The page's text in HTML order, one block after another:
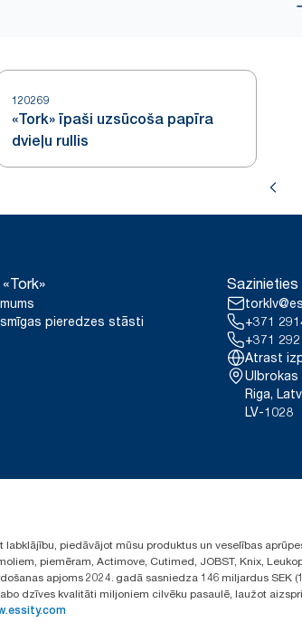
120269
«Tork» īpaši uzsūcoša papīra
dvieļu rullis
pieredzes stāsti
Sazinieties
+371
+371
Atrast
Riga,
LV-1028
piedāvājot mūsu produktus un veselības
piemēram, Actimove, Cutimed, JOBST, Knix,
apjoms 2024. gadā sasniedza 146 miljardus SEK
dzīves kvalitāti miljoniem cilvēku pasaulē, laužot